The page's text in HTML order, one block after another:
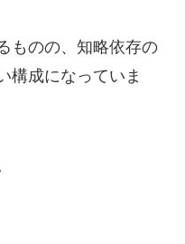
ものの、知略依存の
構成になっていま